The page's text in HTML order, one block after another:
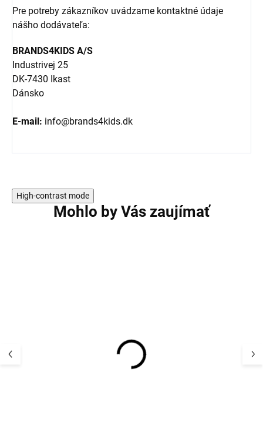
Pre potreby zákazníkov uvádzame kontaktné údaje
nášho dodávateľa:
BRANDS4KIDS A/S
Industrivej 25
DK-7430 Ikast
Dánsko
E-mail: info@brands4kids.dk
High-contrast mode
Mohlo by Vás zaujímať